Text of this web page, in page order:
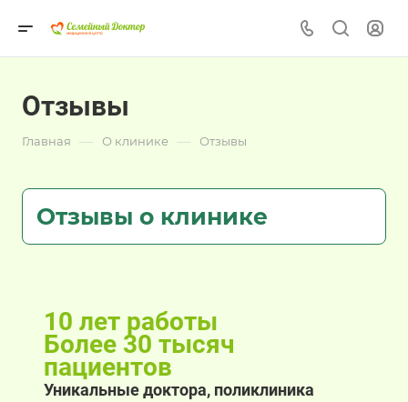
Отзывы
Главная — О клинике — Отзывы
Отзывы о клинике
10 лет работы
Более 30 тысяч
пациентов
Уникальные доктора, поликлиника